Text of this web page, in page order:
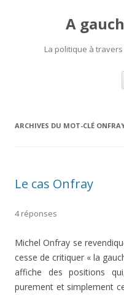
A
La politique à
ARCHIVES DU MOT-CLÉ
Le cas Onfray
4 réponses
Michel Onfray se
cesse de critiquer « la
affiche des positions
purement et simplement